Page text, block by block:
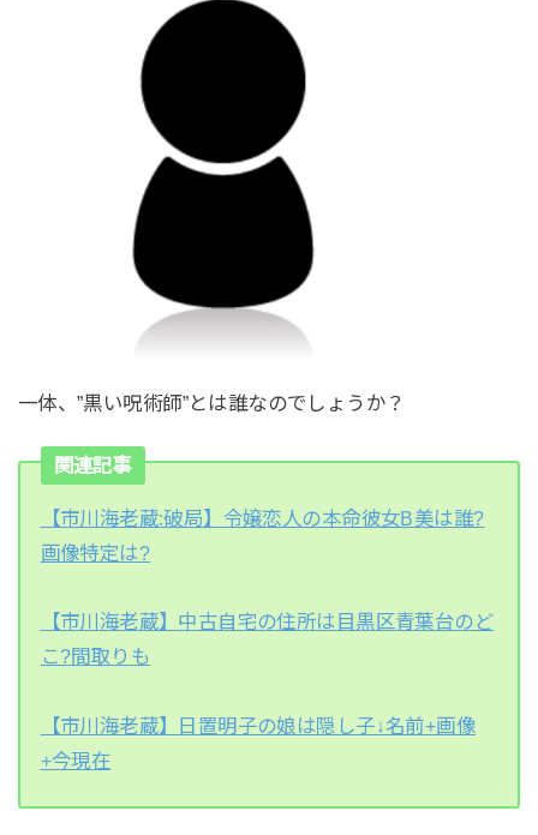
一体、”黒い呪術師”とは誰なのでしょうか？
関連記事
【市川海老蔵:破局】令嬢恋人の本命彼女B美は誰?
画像特定は?
【市川海老蔵】中古自宅の住所は目黒区青葉台のど
こ?間取りも
【市川海老蔵】日置明子の娘は隠し子↓名前+画像
+今現在